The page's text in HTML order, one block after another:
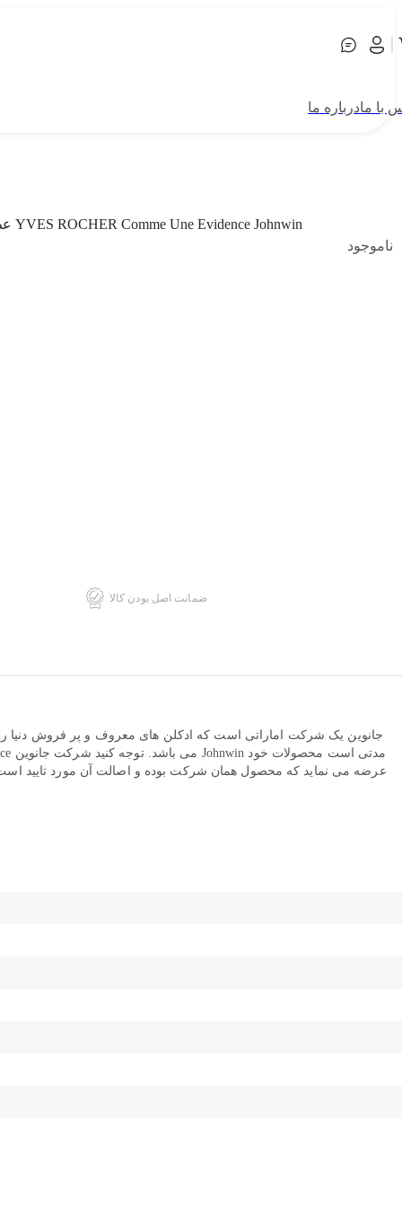
درباره مابا ما
عطر ادکلن ایو روشه کام اون اویدنس 100 میل جانوین (جکوین) YVES ROCHER Comme Une Evidence Johnwin
ناموجود
ضمانت اصل بودن کالا
جانوین یک شرکت اماراتی است که ادکلن های معروف و پر فروش دنیا